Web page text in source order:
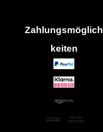
Zahlungsmöglich
keiten